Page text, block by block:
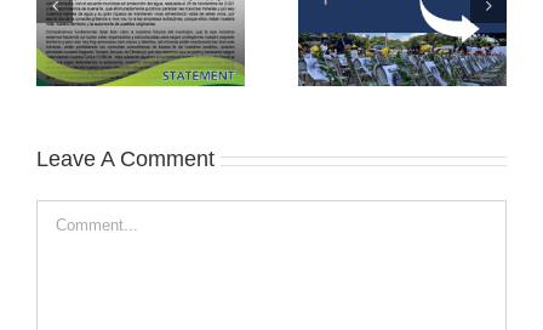
Leave A Comment